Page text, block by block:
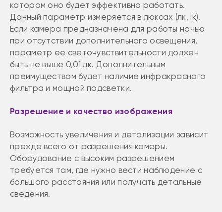
котором оно будет эффективно работать.
Данный параметр измеряется в люксах (лк, lk).
Если камера предназначена для работы ночью
при отсутствии дополнительного освещения,
параметр ее светочувствительности должен
быть не выше 0,01 лк. Дополнительным
преимуществом будет наличие инфракрасного
фильтра и мощной подсветки.
Разрешение и качество изображения
Возможность увеличения и детализации зависит
прежде всего от разрешения камеры.
Оборудование с высоким разрешением
требуется там, где нужно вести наблюдение с
большого расстояния или получать детальные
сведения.